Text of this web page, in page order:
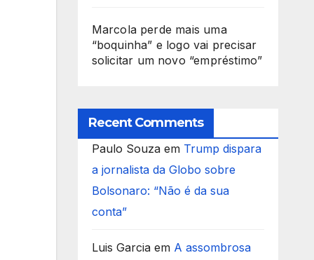
Marcola perde mais uma
“boquinha” e logo vai precisar
solicitar um novo “empréstimo”
Recent Comments
Paulo Souzaem Trump dispara
a jornalista da Globo sobre
Bolsonaro: “Não é da sua
conta”
Luis Garciaem A assombrosa